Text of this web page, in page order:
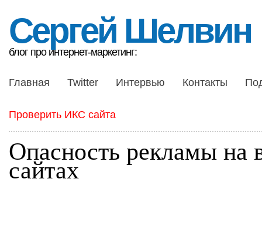
Сергей Шелвин
блог про интернет-маркетинг:
Главная Twitter Интервью Контакты
Проверить ИКС сайта
Опасность рекламы на
сайтах